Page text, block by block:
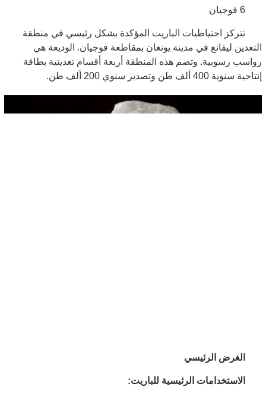
6 فوجيان
تتركز احتياطيات الباريت المؤكدة بشكل رئيسي في منطقة
التعدين ليفانغ في مدينة يونغان بمقاطعة فوجيان. الوديعة هي
رواسب رسوبية. وتضم هذه المنطقة أربعة أقسام تعدينية بطاقة
إنتاجية سنوية 400 ألف طن وتصدير سنوي 200 ألف طن.
الغرض الرئيسي
الاستخدامات الرئيسية للباريت: